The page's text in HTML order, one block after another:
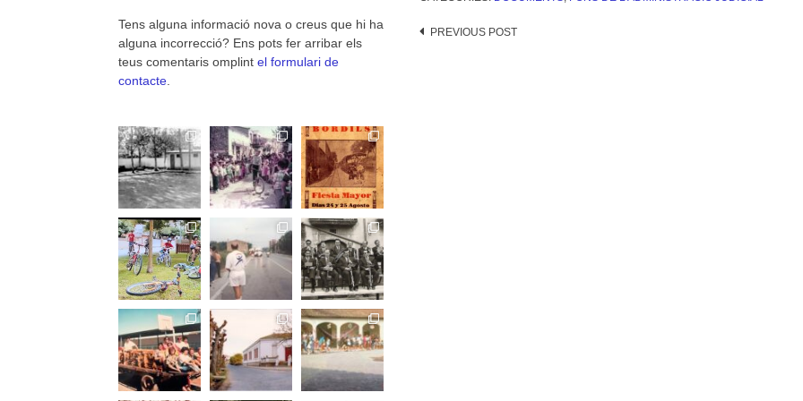
Post
PREVIOUS POST
Tens alguna informació nova o creus que hi ha
alguna incorrecció? Ens pots fer arribar els
teus comentaris omplint el formulari de
contacte